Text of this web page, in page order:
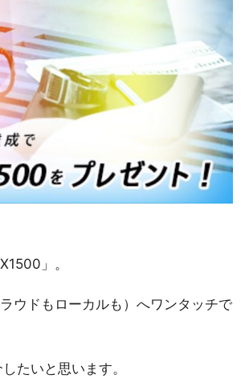
」。
ウドもローカルも）へワンタッチで
たいと思います。